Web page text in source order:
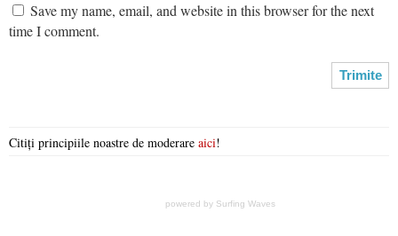
Save my name, email, and website in this browser for the next
time I comment.
Citiți principiile noastre de moderare aici!
powered by Surfing Waves